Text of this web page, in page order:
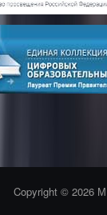
Copyright © 2026